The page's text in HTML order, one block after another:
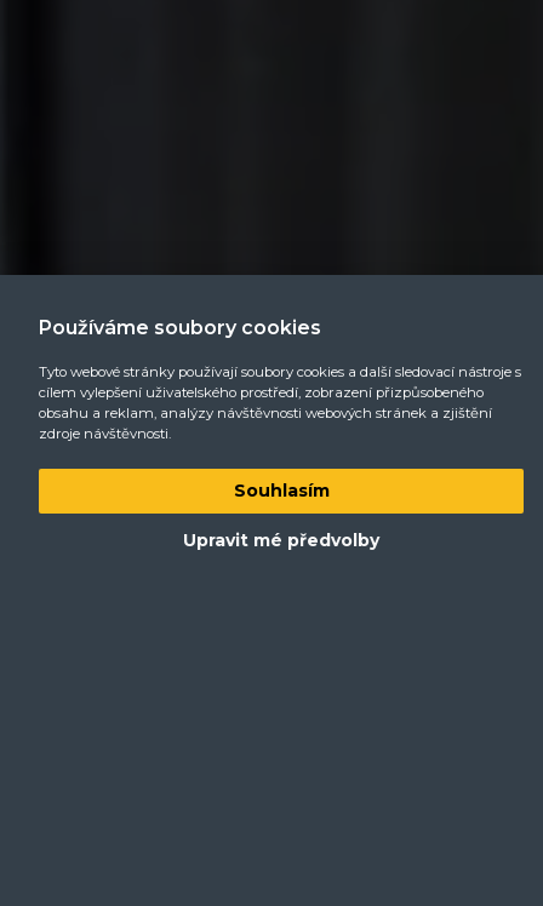
Používáme soubory cookies
Tyto webové stránky používají soubory cookies a další sledovací nástroje s
cílem vylepšení uživatelského prostředí, zobrazení přizpůsobeného
obsahu a reklam, analýzy návštěvnosti webových stránek a zjištění
zdroje návštěvnosti.
Souhlasím
Upravit mé předvolby